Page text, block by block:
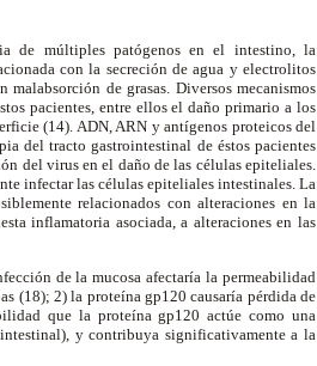
de múltiples patógenos en el intestino, la
con la secreción de agua y electrolitos
de grasas. Diversos mecanismos
pacientes, entre ellos el daño primario a los
(14). ADN, ARN y antígenos proteicos del
del tracto gastrointestinal de éstos pacientes
del virus en el daño de las células epiteliales.
infectar las células epiteliales intestinales. La
relacionados con alteraciones en la
inflamatoria asociada, a alteraciones en las
de la mucosa afectaría la permeabilidad
(18); 2) la proteína gp120 causaría pérdida de
que la proteína gp120 actúe como una
y contribuya significativamente a la